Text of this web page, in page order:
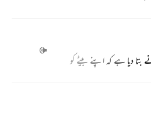
بتا دیا ہے کہ اپنے بیٹے کو